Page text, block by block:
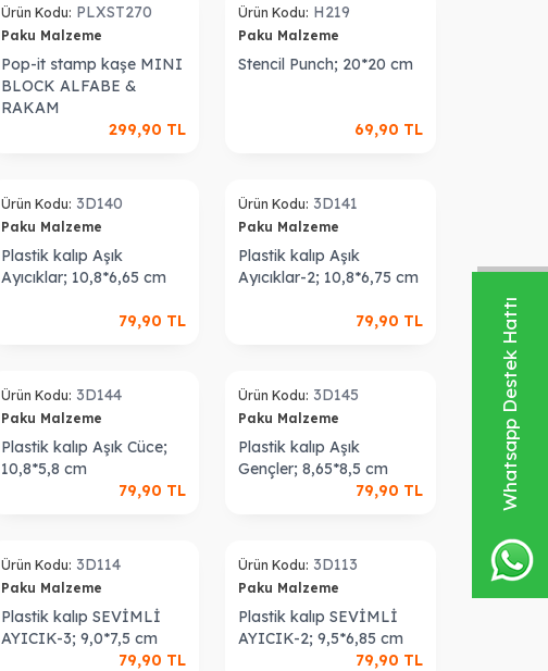
Whatsapp Destek Hattı
Ürün Kodu: PLXST270
Paku Malzeme
Pop-it stamp kaşe MINI
BLOCK ALFABE &
RAKAM
299,90 TL
Ürün Kodu: H219
Paku Malzeme
Stencil Punch; 20*20 cm
69,90 TL
Ürün Kodu: 3D140
Paku Malzeme
Plastik kalıp Aşık
Ayıcıklar; 10,8*6,65 cm
79,90 TL
Ürün Kodu: 3D141
Paku Malzeme
Plastik kalıp Aşık
Ayıcıklar-2; 10,8*6,75 cm
79,90 TL
Ürün Kodu: 3D144
Paku Malzeme
Plastik kalıp Aşık Cüce;
10,8*5,8 cm
79,90 TL
Ürün Kodu: 3D145
Paku Malzeme
Plastik kalıp Aşık
Gençler; 8,65*8,5 cm
79,90 TL
Ürün Kodu: 3D114
Paku Malzeme
Plastik kalıp SEVİMLİ
AYICIK-3; 9,0*7,5 cm
79,90 TL
Ürün Kodu: 3D113
Paku Malzeme
Plastik kalıp SEVİMLİ
AYICIK-2; 9,5*6,85 cm
79,90 TL